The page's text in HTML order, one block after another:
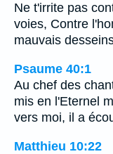
Ne t'irrite pas
voies, Contre
mauvais
Psaume 40:1
Au chef des
mis en l'Eternel
vers moi, il a
Matthieu 10:22